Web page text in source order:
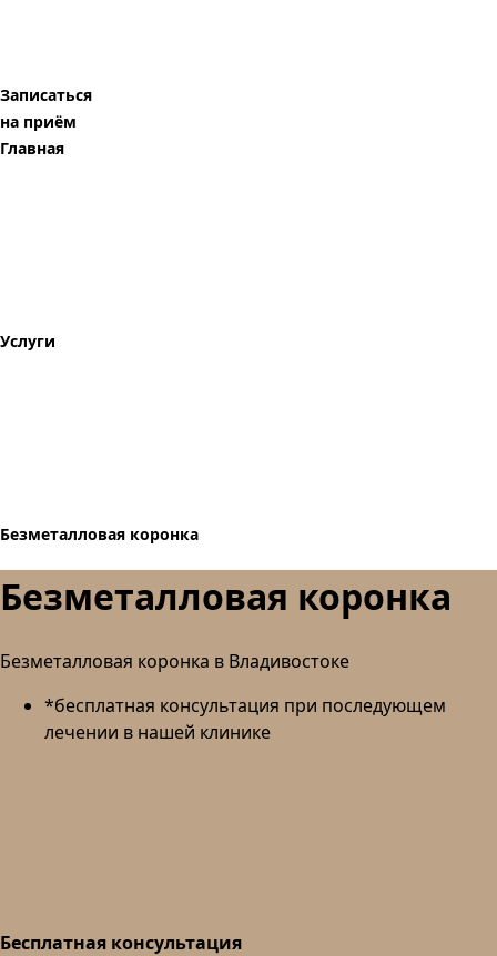
Записаться
на приём
Главная
Услуги
Безметалловая коронка
Безметалловая коронка
Безметалловая коронка в Владивостоке
*бесплатная консультация при последующем
лечении в нашей клинике
Бесплатная консультация